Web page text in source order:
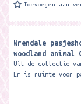
Toevoegen aan
Wrendale
woodland animal
Uit de collectie van
Er is ruimte voor